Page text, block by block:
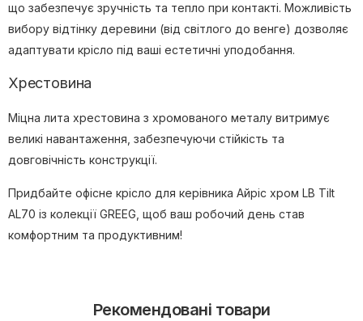
що забезпечує зручність та тепло при контакті. Можливість
вибору відтінку деревини (від світлого до венге) дозволяє
адаптувати крісло під ваші естетичні уподобання.
Хрестовина
Міцна лита хрестовина з хромованого металу витримує
великі навантаження, забезпечуючи стійкість та
довговічність конструкції.
Придбайте офісне крісло для керівника Айріс хром LB Tilt
AL70 із колекції GREEG, щоб ваш робочий день став
комфортним та продуктивним!
Рекомендовані товари